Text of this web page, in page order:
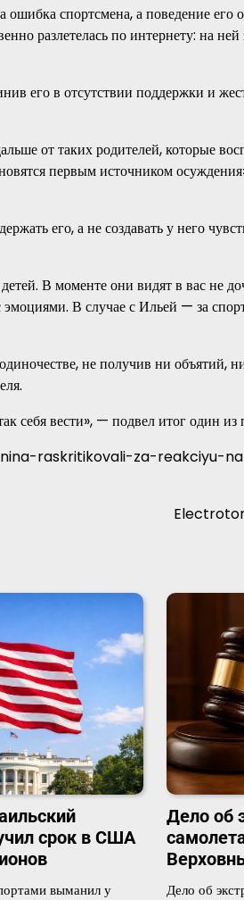
спортсмена, а поведение его
разлетелась по интернету: на
его в отсутствии поддержки и
от таких родителей, которые
первым источником
его, а не создавать у него
В моменте они видят в вас не
В случае с Ильей — за
не получив ни объятий,
себя вести», — подвел итог один из
raskritikovali-za-reakciyu-
срок в США
выманил у
Дело об
Дело об